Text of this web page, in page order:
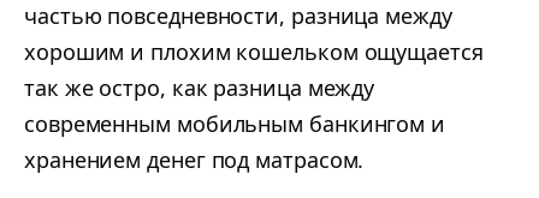
частью повседневности, разница между
хорошим и плохим кошельком ощущается
так же остро, как разница между
современным мобильным банкингом и
хранением денег под матрасом.